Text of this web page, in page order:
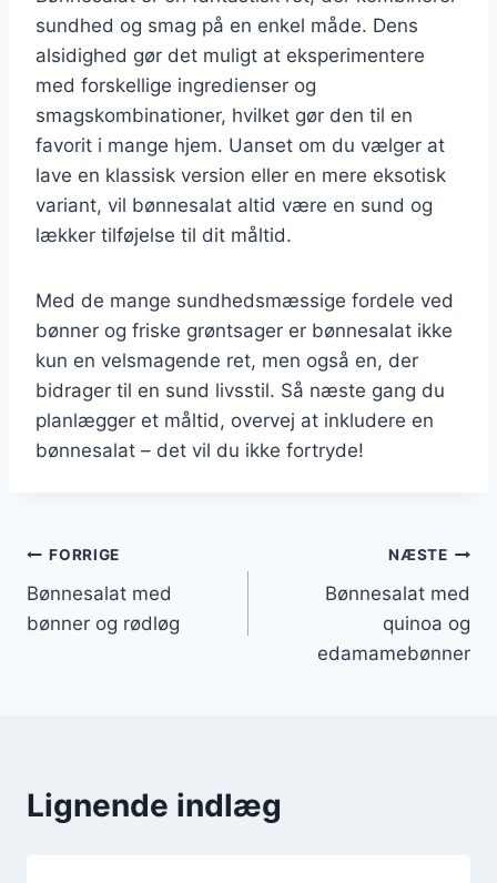
sundhed og smag på en enkel måde. Dens
alsidighed gør det muligt at eksperimentere
med forskellige ingredienser og
smagskombinationer, hvilket gør den til en
favorit i mange hjem. Uanset om du vælger at
lave en klassisk version eller en mere eksotisk
variant, vil bønnesalat altid være en sund og
lækker tilføjelse til dit måltid.
Med de mange sundhedsmæssige fordele ved
bønner og friske grøntsager er bønnesalat ikke
kun en velsmagende ret, men også en, der
bidrager til en sund livsstil. Så næste gang du
planlægger et måltid, overvej at inkludere en
bønnesalat – det vil du ikke fortryde!
Indlægsnavigation
FORRIGE
Bønnesalat med
bønner og rødløg
NÆSTE
Bønnesalat med
quinoa og
edamamebønner
Lignende indlæg